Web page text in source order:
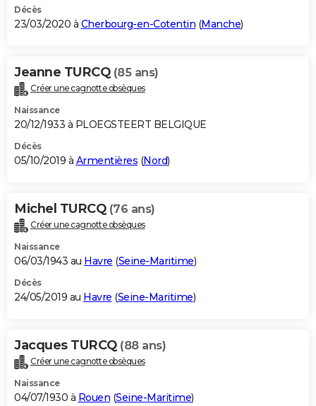
Décès
23/03/2020 à Cherbourg-en-Cotentin (Manche)
Jeanne TURCQ (85 ans)
Créer une cagnotte obsèques
Naissance
20/12/1933 à PLOEGSTEERT BELGIQUE
Décès
05/10/2019 à Armentières (Nord)
Michel TURCQ (76 ans)
Créer une cagnotte obsèques
Naissance
06/03/1943 au Havre (Seine-Maritime)
Décès
24/05/2019 au Havre (Seine-Maritime)
Jacques TURCQ (88 ans)
Créer une cagnotte obsèques
Naissance
04/07/1930 à Rouen (Seine-Maritime)